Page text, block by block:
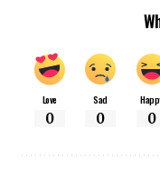
Love
0
Sad
0 0